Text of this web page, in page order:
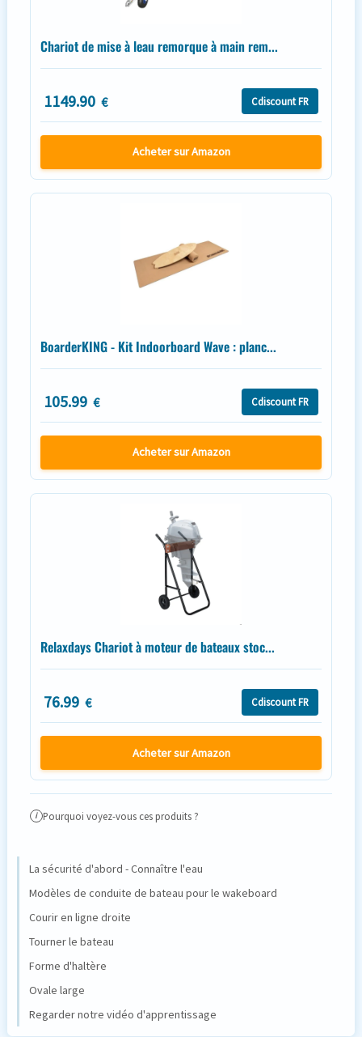
Chariot de mise à leau remorque à main rem...
1149.90 € Cdiscount FR
Acheter sur Amazon
BoarderKING - Kit Indoorboard Wave : planc...
105.99 € Cdiscount FR
Acheter sur Amazon
Relaxdays Chariot à moteur de bateaux stoc...
76.99 € Cdiscount FR
Acheter sur Amazon
i Pourquoi voyez-vous ces produits ?
La sécurité d'abord - Connaître l'eau
Modèles de conduite de bateau pour le wakeboard
Courir en ligne droite
Tourner le bateau
Forme d'haltère
Ovale large
Regarder notre vidéo d'apprentissage